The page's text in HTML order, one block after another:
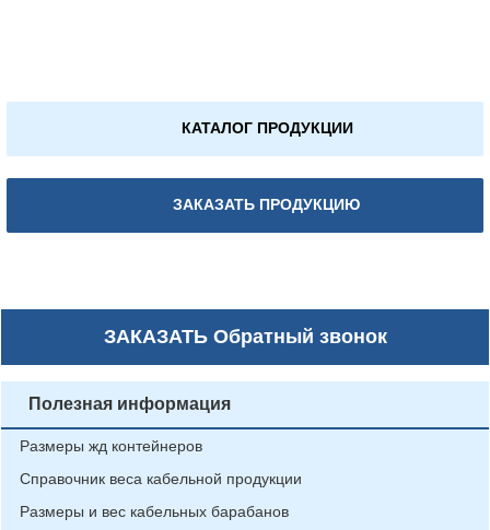
КАТАЛОГ ПРОДУКЦИИ
ЗАКАЗАТЬ ПРОДУКЦИЮ
ЗАКАЗАТЬОбратный звонок
Полезная информация
Размеры жд контейнеров
Справочник веса кабельной продукции
Размеры и вес кабельных барабанов